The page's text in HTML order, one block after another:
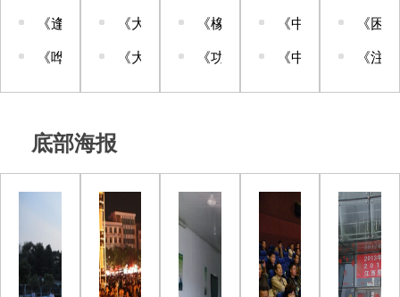
《逢凶化吉》
《哗变》
《大红包2：龙凤呈祥》
《大哥大》
《橡树餐厅》（动画片）
《功夫王之萌虎上山》（动画
《中草药居家妙用
《中草药居家妙用
《困
《注
底部海报